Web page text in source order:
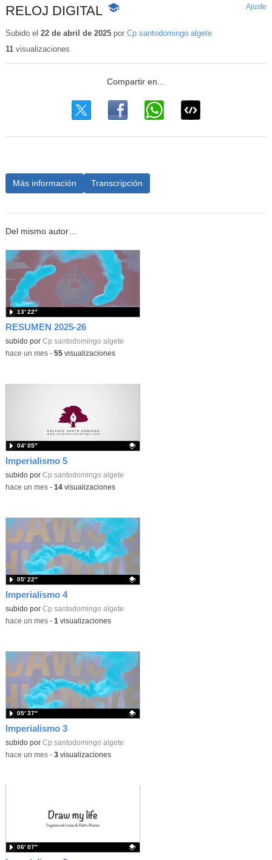
RELOJ DIGITAL -
educativo
Ajuste
Subido el 22 de abril de 2025por Cp santodomingo algete
11visualizaciones
Más información Transcripción
Del mismo autor…
RESUMEN 2025-26
subido por Cp santodomingo algete
13′ 22″
-hace un mes- 55visualizaciones
Imperialismo 5
Contenido educativo.
subido por Cp santodomingo algete
04′ 05″
-hace un mes- 14visualizaciones
Imperialismo 4
Contenido educativo.
subido por Cp santodomingo algete
05′ 22″
-hace un mes- 1 visualizaciones
Imperialismo 3
Contenido educativo.
subido por Cp santodomingo algete
05′ 37″
-hace un mes- 3visualizaciones
06′ 07″